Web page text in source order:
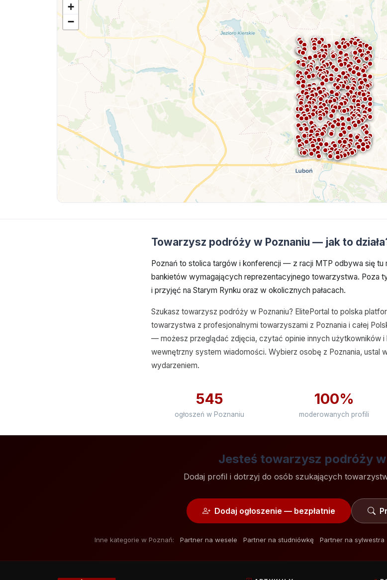
+
−
Towarzysz podróży w Poznaniu — jak to
Poznań to stolica targów i konferencji — z racji MTP odbywa się
bankietów wymagających reprezentacyjnego towarzystwa. Poza
i przyjęć na Starym Rynku oraz w okolicznych pałacach.
Szukasz towarzysz podróży w Poznaniu? ElitePortal to polska
towarzystwa z profesjonalnymi towarzyszami z Poznania i całej
— możesz przeglądać zdjęcia, czytać opinie innych użytkowników
wewnętrzny system wiadomości. Wybierz osobę z Poznania, ustal
wydarzeniem.
545
ogłoszeń w Poznaniu
100%
moderowanych profili
Jesteś towarzysz podróży
Dodaj profil i dotrzyj do osób szukających
Dodaj ogłoszenie — bezpłatnie
Inne kategorie w Poznań: Partner na wesele Partner na studniówkę Partner na sylwestra